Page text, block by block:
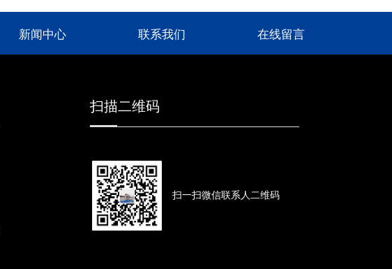
扫描二维码
扫一扫微信联系人二维码
新闻中心 联系我们 在线留言